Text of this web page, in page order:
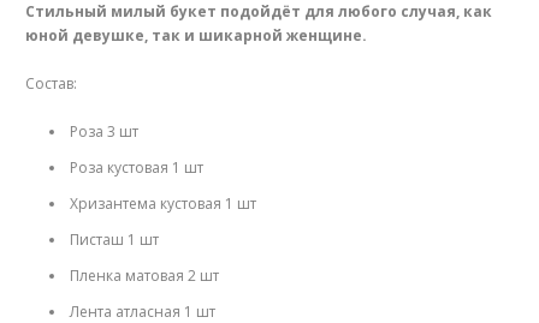
Стильный милый букет подойдёт для любого случая, как
юной девушке, так и шикарной женщине.
Состав:
Роза 3 шт
Роза кустовая 1 шт
Хризантема кустовая 1 шт
Писташ 1 шт
Пленка матовая 2 шт
Лента атласная 1 шт